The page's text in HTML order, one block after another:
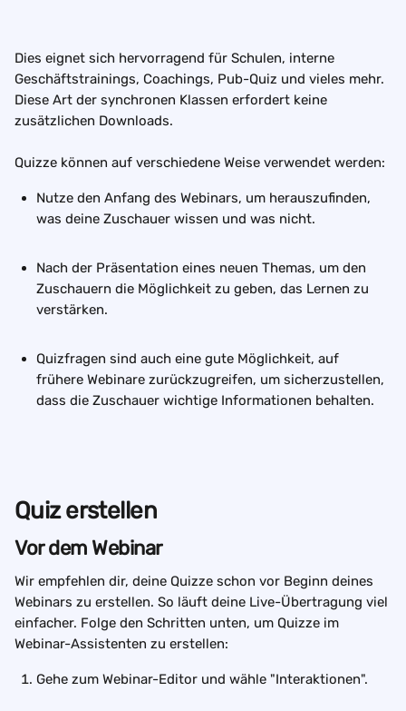
Dies eignet sich hervorragend für Schulen, interne
Geschäftstrainings, Coachings, Pub-Quiz und vieles mehr.
Diese Art der synchronen Klassen erfordert keine
zusätzlichen Downloads.
Quizze können auf verschiedene Weise verwendet werden:
Nutze den Anfang des Webinars, um herauszufinden,
was deine Zuschauer wissen und was nicht.
Nach der Präsentation eines neuen Themas, um den
Zuschauern die Möglichkeit zu geben, das Lernen zu
verstärken.
Quizfragen sind auch eine gute Möglichkeit, auf
frühere Webinare zurückzugreifen, um sicherzustellen,
dass die Zuschauer wichtige Informationen behalten.
Quiz erstellen
Vor dem Webinar
Wir empfehlen dir, deine Quizze schon vor Beginn deines
Webinars zu erstellen. So läuft deine Live-Übertragung viel
einfacher. Folge den Schritten unten, um Quizze im
Webinar-Assistenten zu erstellen:
Gehe zum Webinar-Editor und wähle "Interaktionen".